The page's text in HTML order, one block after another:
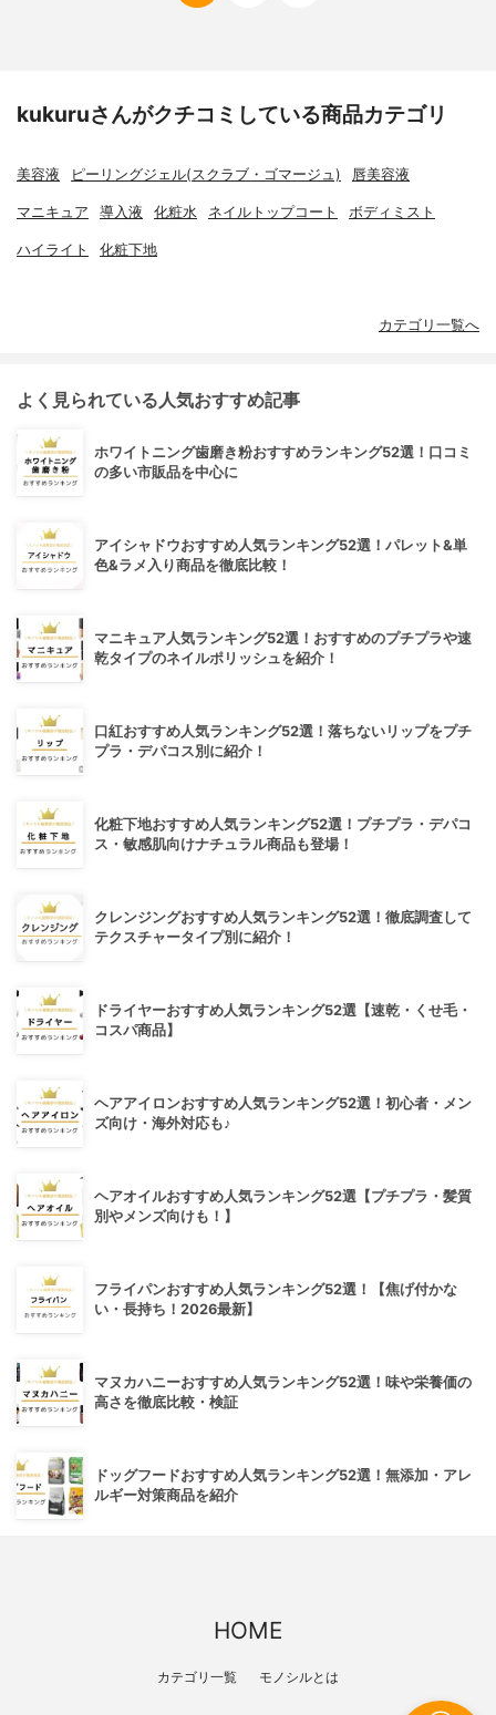
kukuruさんがクチコミしている商品カテゴリ
美容液 ピーリングジェル(スクラブ・ゴマージュ) 唇美容液
マニキュア 導入液 化粧水 ネイルトップコート ボディミスト
ハイライト 化粧下地
カテゴリ一覧へ
よく見られている人気おすすめ記事
ホワイトニング歯磨き粉おすすめランキング52選！口コミ
の多い市販品を中心に
アイシャドウおすすめ人気ランキング52選！パレット&単
色&ラメ入り商品を徹底比較！
マニキュア人気ランキング52選！おすすめのプチプラや速
乾タイプのネイルポリッシュを紹介！
口紅おすすめ人気ランキング52選！落ちないリップをプチ
プラ・デパコス別に紹介！
化粧下地おすすめ人気ランキング52選！プチプラ・デパコ
ス・敏感肌向けナチュラル商品も登場！
クレンジングおすすめ人気ランキング52選！徹底調査して
テクスチャータイプ別に紹介！
ドライヤーおすすめ人気ランキング52選【速乾・くせ毛・
コスパ商品】
ヘアアイロンおすすめ人気ランキング52選！初心者・メン
ズ向け・海外対応も♪
ヘアオイルおすすめ人気ランキング52選【プチプラ・髪質
別やメンズ向けも！】
フライパンおすすめ人気ランキング52選！【焦げ付かな
い・長持ち！2026最新】
マヌカハニーおすすめ人気ランキング52選！味や栄養価の
高さを徹底比較・検証
ドッグフードおすすめ人気ランキング52選！無添加・アレ
ルギー対策商品を紹介
HOME
カテゴリ一覧 モノシルとは